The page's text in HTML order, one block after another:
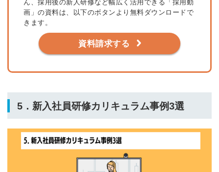
ん、採用後の新人研修など幅広く活用できる「採用動
画」の資料は、以下のボタンより無料ダウンロードで
きます。
資料請求する
5．新入社員研修カリキュラム事例3選